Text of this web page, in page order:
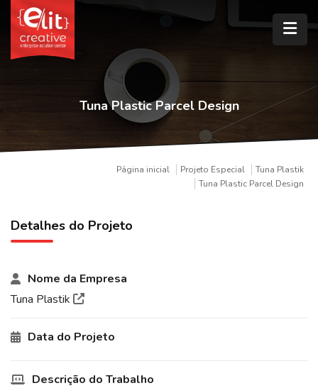
Tuna Plastic Parcel Design
Página inicial Projeto Especial
Tuna Plastik
Tuna Plastic Parcel Design
Detalhes do Projeto
Nome da Empresa
Tuna Plastik
Data do Projeto
Descrição do Trabalho